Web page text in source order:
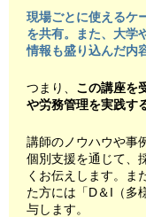
現場ごとに使えるケ
を共有。また、大学
情報も盛り込んだ内
つまり、 この講座を
や労務管理を実践す
講師のノウハウや事
個別支援を通じて、
くお伝えします。ま
た方には「D＆I（多
与します。